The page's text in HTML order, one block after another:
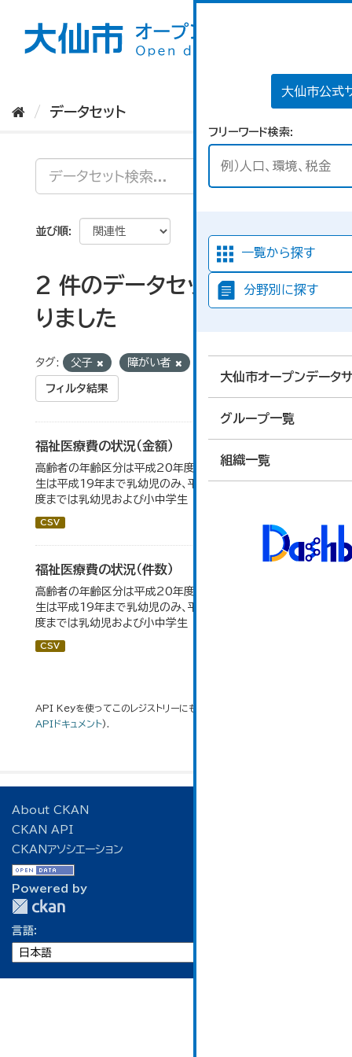
大仙市公式
フリーワード検索
一覧から探す
分野別に探す
大仙市オープンデータ
グループ一覧
組織一覧
データセット
並び順
2 件のデータセットが見つか
りました
タグ: 父子 障がい者
フィルタ結果
福祉医療費の状況（金額）
高齢者の年齢区分は平成20年度から変更 乳幼児・小中高
生は平成19年まで乳幼児のみ、平成20年度から令和元年
度までは乳幼児および小中学生
CSV
福祉医療費の状況（件数）
高齢者の年齢区分は平成20年度から変更 乳幼児・小中高
生は平成19年まで乳幼児のみ、平成20年度から令和元年
度までは乳幼児および小中学生
CSV
API Keyを使ってこのレジストリーにもアクセス可能です
APIドキュメント).
About CKAN
CKAN API
CKANアソシエーション
Powered by
言語